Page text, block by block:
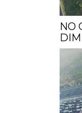
NO